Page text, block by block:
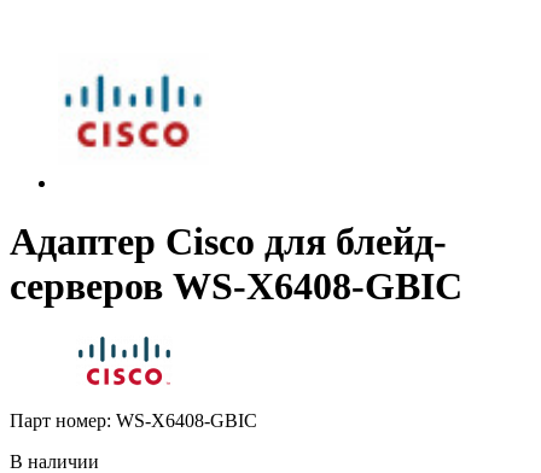
Адаптер Cisco для блейд-
серверов WS-X6408-GBIC
Парт номер: WS-X6408-GBIC
В наличии